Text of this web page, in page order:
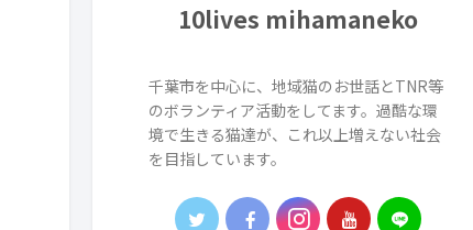
10lives mihamaneko
千葉市を中心に、地域猫のお世話とTNR等
のボランティア活動をしてます。過酷な環
境で生きる猫達が、これ以上増えない社会
を目指しています。